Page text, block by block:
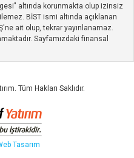
altında korunmakta olup izinsiz
BİST ismi altında açıklanan
ait olup, tekrar yayınlanamaz.
Sayfamızdaki finansal
Tüm Hakları Saklıdır.
Tasarım